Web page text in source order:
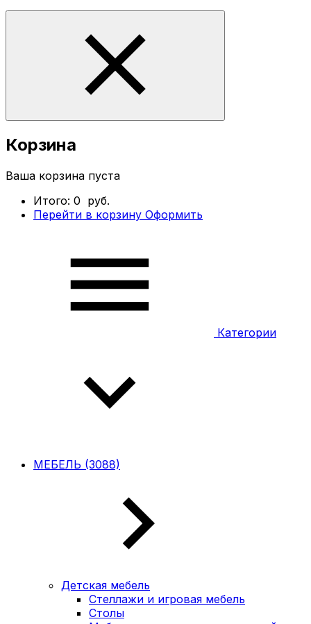
Корзина
Ваша корзина пуста
Итого: 0 руб.
Перейти в корзину Оформить
Категории
МЕБЕЛЬ (3088)
Детская мебель
Стеллажи и игровая мебель
Столы